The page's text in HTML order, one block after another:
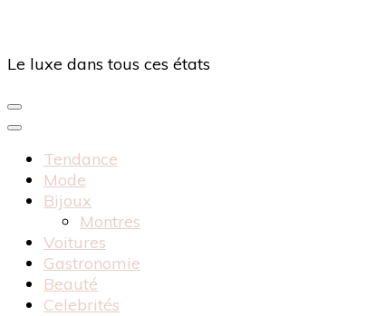
Le luxe dans tous ces états
Tendance
Mode
Bijoux
Montres
Voitures
Gastronomie
Beauté
Celebrités